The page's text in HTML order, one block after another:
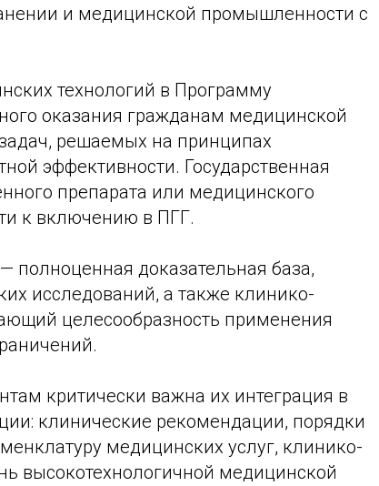
и медицинской промышленности с
технологий в Программу
оказания гражданам медицинской
решаемых на принципах
эффективности. Государственная
препарата или медицинского
к включению в ПГГ.
доказательная база,
исследований, а также клинико-
целесообразность применения
критически важна их интеграция в
клинические рекомендации, порядки
медицинских услуг, клинико-
высокотехнологичной медицинской